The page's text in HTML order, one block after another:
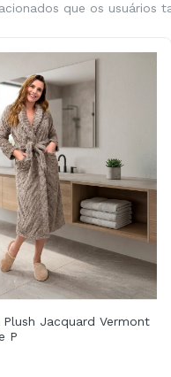
que os usuários
Plush Jacquard Vermont
P